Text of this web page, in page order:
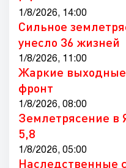
1/8/2026, 14:00
Сильное
унесло 36 жизней
1/8/2026, 11:00
Жаркие
фронт
1/8/2026, 08:00
Землетрясение в
5,8
1/8/2026, 05:00
Наследственные